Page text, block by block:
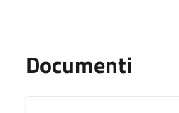
Documenti